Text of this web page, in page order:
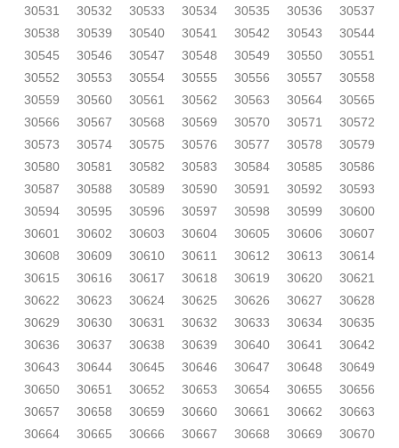
30531
30532 30533 30534 30535 30536
30537
30538
30539 30540 30541 30542 30543
30544
30545
30546 30547 30548 30549 30550
30551
30552
30553 30554 30555 30556 30557
30558
30559
30560 30561 30562 30563 30564
30565
30566
30567 30568 30569 30570 30571
30572
30573
30574 30575 30576 30577 30578
30579
30580
30581 30582 30583 30584 30585
30586
30587
30588 30589 30590 30591 30592
30593
30594
30595 30596 30597 30598 30599
30600
30601
30602 30603 30604 30605 30606
30607
30608
30609 30610 30611 30612 30613
30614
30615
30616 30617 30618 30619 30620
30621
30622
30623 30624 30625 30626 30627
30628
30629
30630 30631 30632 30633 30634
30635
30636
30637 30638 30639 30640 30641
30642
30643
30644 30645 30646 30647 30648
30649
30650
30651 30652 30653 30654 30655
30656
30657
30658 30659 30660 30661 30662
30663
30664
30665 30666 30667 30668 30669
30670